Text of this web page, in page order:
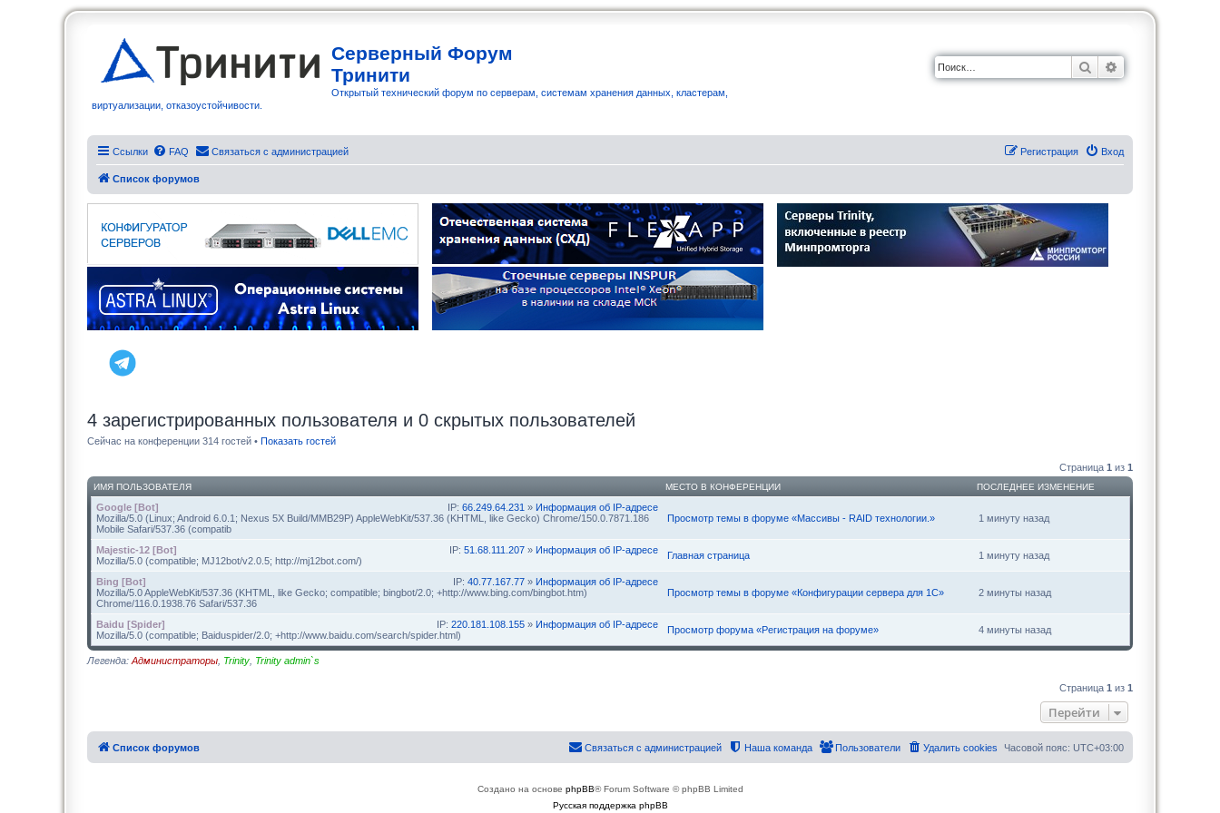
Серверный Форум
Тринити
Открытый технический форум по серверам, системам хранения данных, кластерам,
виртуализации, отказоустойчивости.
Поиск
Ссылки FAQ Связаться с администрацией Вход
Регистрация
Список форумов
4 зарегистрированных пользователя и 0 скрытых пользователей
Сейчас на конференции 314 гостей • Показать гостей
Страница 1 из 1
ИМЯ ПОЛЬЗОВАТЕЛЯ МЕСТО В КОНФЕРЕНЦИИ ПОСЛЕДНЕЕ ИЗМЕНЕНИЕ
Google [Bot] IP: 66.249.64.231 » Информация об IP-адресе
Mozilla/5.0 (Linux; Android 6.0.1; Nexus 5X Build/MMB29P) AppleWebKit/537.36 (KHTML, like Gecko) Chrome/150.0.7871.186
Mobile Safari/537.36 (compatib
Просмотр темы в форуме «Массивы - RAID технологии.» 1 минуту назад
Majestic-12 [Bot] IP: 51.68.111.207 » Информация об IP-адресе
Mozilla/5.0 (compatible; MJ12bot/v2.0.5; http://mj12bot.com/)
Главная страница 1 минуту назад
Bing [Bot] IP: 40.77.167.77 » Информация об IP-адресе
Mozilla/5.0 AppleWebKit/537.36 (KHTML, like Gecko; compatible; bingbot/2.0; +http://www.bing.com/bingbot.htm)
Chrome/116.0.1938.76 Safari/537.36
Просмотр темы в форуме «Конфигурации сервера для 1С» 2 минуты назад
Baidu [Spider] IP: 220.181.108.155 » Информация об IP-адресе
Mozilla/5.0 (compatible; Baiduspider/2.0; +http://www.baidu.com/search/spider.html)
Просмотр форума «Регистрация на форуме» 4 минуты назад
Легенда: Администраторы Trinity Trinity admin`s
Страница 1 из 1
Перейти
Список форумов Часовой пояс: UTC+03:00
Удалить cookies
Пользователи
Наша команда
Связаться с администрацией
Создано на основе phpBB® Forum Software © phpBB Limited
Русская поддержка phpBB